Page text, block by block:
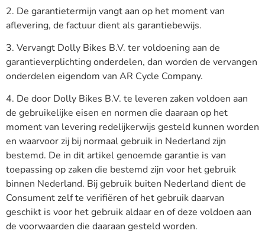
2. De garantietermijn vangt aan op het moment van
aflevering, de factuur dient als garantiebewijs.
3. Vervangt Dolly Bikes B.V. ter voldoening aan de
garantieverplichting onderdelen, dan worden de vervangen
onderdelen eigendom van AR Cycle Company.
4. De door Dolly Bikes B.V. te leveren zaken voldoen aan
de gebruikelijke eisen en normen die daaraan op het
moment van levering redelijkerwijs gesteld kunnen worden
en waarvoor zij bij normaal gebruik in Nederland zijn
bestemd. De in dit artikel genoemde garantie is van
toepassing op zaken die bestemd zijn voor het gebruik
binnen Nederland. Bij gebruik buiten Nederland dient de
Consument zelf te verifiëren of het gebruik daarvan
geschikt is voor het gebruik aldaar en of deze voldoen aan
de voorwaarden die daaraan gesteld worden.